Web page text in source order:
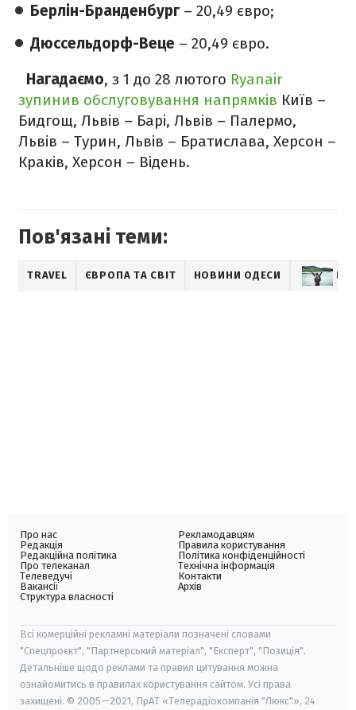
Берлін-Бранденбург– 20,49 євро;
Дюссельдорф-Веце – 20,49 євро.
Нагадаємо, з 1 до 28 лютого Ryanair
зупинив обслуговування напрямків Київ –
Бидгощ, Львів – Барі, Львів – Палермо,
Львів – Турин, Львів – Братислава, Херсон –
Краків, Херсон – Відень.
Пов'язані теми:
TRAVEL ЄВРОПА ТА СВІТ НОВИНИ ОДЕСИ
Про нас
Редакція
Редакційна політика
Про телеканал
Телеведучі
Вакансії
Структура власності
Рекламодавцям
Правила користування
Політика конфіденційності
Технічна інформація
Контакти
Архів
Всі комерційні рекламні матеріали позначені словами
"Спецпроєкт", "Партнерський матеріал", "Експерт", "Позиція".
Детальніше щодо реклами та правил цитування можна
ознайомитись в правилах користування сайтом. Усі права
захищені. © 2005—2021, ПрАТ «Телерадіокомпанія "Люкс"», 24